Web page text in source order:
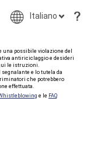
Italiano
possibile violazione del
antiriciclaggio e desideri
le istruzioni.
e lo tutela da
che potrebbero
effettuata.
e le FAQ